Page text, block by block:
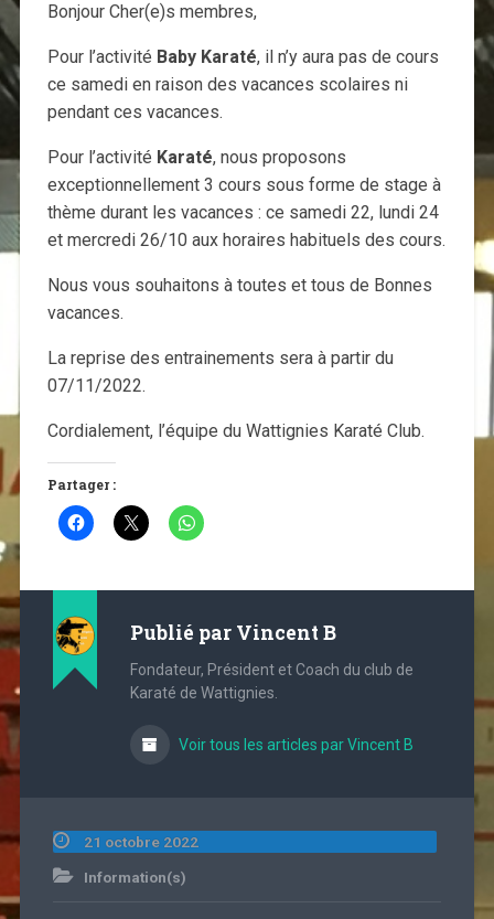
Bonjour Cher(e)s membres,
Pour l’activité Baby Karaté, il n’y aura pas de cours
ce samedi en raison des vacances scolaires ni
pendant ces vacances.
Pour l’activité Karaté, nous proposons
exceptionnellement 3 cours sous forme de stage à
thème durant les vacances : ce samedi 22, lundi 24
et mercredi 26/10 aux horaires habituels des cours.
Nous vous souhaitons à toutes et tous de Bonnes
vacances.
La reprise des entrainements sera à partir du
07/11/2022.
Cordialement, l’équipe du Wattignies Karaté Club.
Partager :
Publié par Vincent B
Fondateur, Président et Coach du club de
Karaté de Wattignies.
Voir tous les articles par Vincent B
21 octobre 2022
Information(s)